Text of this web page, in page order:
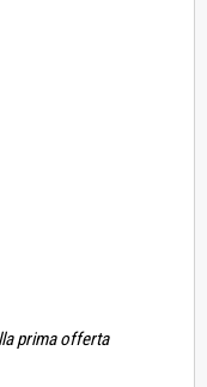
prima offerta